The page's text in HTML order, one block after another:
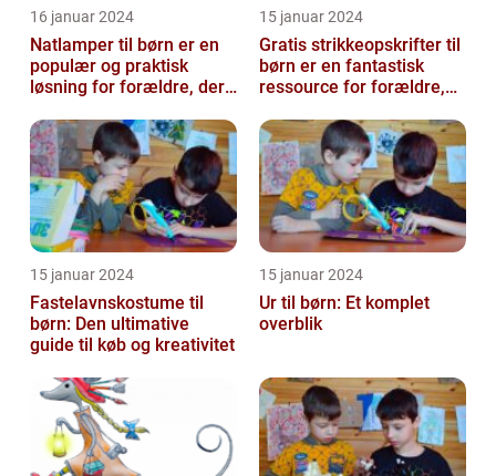
16 januar 2024
Natlamper til børn er en
populær og praktisk
løsning for forældre, der
beroligend...
15 januar 2024
Gratis strikkeopskrifter til
børn er en fantastisk
ressource for forældre,
strikke...
15 januar 2024
Fastelavnskostume til
børn: Den ultimative
guide til køb og kreativitet
15 januar 2024
Ur til børn: Et komplet
overblik